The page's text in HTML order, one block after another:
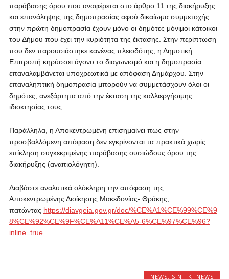
παράβασης όρου που αναφέρεται στο άρθρο 11 της διακήρυξης
και επανάληψης της δημοπρασίας αφού δικαίωμα συμμετοχής
στην πρώτη δημοπρασία έχουν μόνο οι δημότες μόνιμοι κάτοικοι
του Δήμου που έχει την κυριότητα της έκτασης. Στην περίπτωση
που δεν παρουσιάστηκε κανένας πλειοδότης, η Δημοτική
Επιτροπή κηρύσσει άγονο το διαγωνισμό και η δημοπρασία
επαναλαμβάνεται υποχρεωτικά με απόφαση Δημάρχου. Στην
επαναληπτική δημοπρασία μπορούν να συμμετάσχουν όλοι οι
δημότες, ανεξάρτητα από την έκταση της καλλιεργήσιμης
ιδιοκτησίας τους.
Παράλληλα, η Αποκεντρωμένη επισημαίνει πως στην
προσβαλλόμενη απόφαση δεν εγκρίνονται τα πρακτικά χωρίς
επίκληση συγκεκριμένης παράβασης ουσιώδους όρου της
διακήρυξης (αναιτιολόγητη).
Διαβάστε αναλυτικά ολόκληρη την απόφαση της
Αποκεντρωμένης Διοίκησης Μακεδονίας- Θράκης,
πατώντας https://diavgeia.gov.gr/doc/%CE%A1%CE%99%CE%9
8%CE%92%CE%9F%CE%A11%CE%A5-6%CE%97%CE%96?
inline=true
NEWS, SINTIKI NEWS